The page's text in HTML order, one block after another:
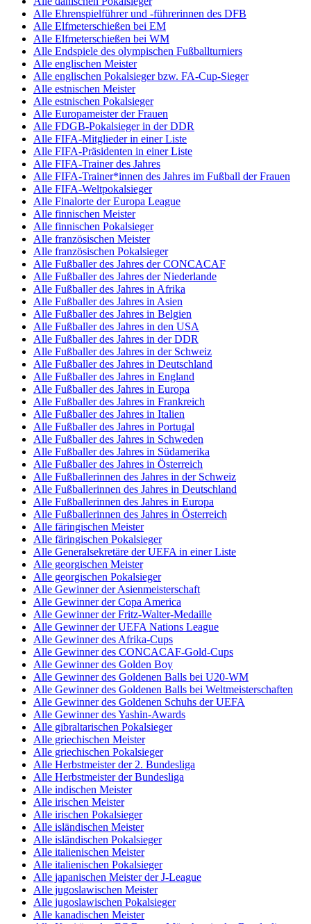
Alle Ehrenspielführer und -führerinnen des DFB
Alle Elfmeterschießen bei EM
Alle Elfmeterschießen bei WM
Alle Endspiele des olympischen Fußballturniers
Alle englischen Meister
Alle englischen Pokalsieger bzw. FA-Cup-Sieger
Alle estnischen Meister
Alle estnischen Pokalsieger
Alle Europameister der Frauen
Alle FDGB-Pokalsieger in der DDR
Alle FIFA-Mitglieder in einer Liste
Alle FIFA-Präsidenten in einer Liste
Alle FIFA-Trainer des Jahres
Alle FIFA-Trainer*innen des Jahres im Fußball der Frauen
Alle FIFA-Weltpokalsieger
Alle Finalorte der Europa League
Alle finnischen Meister
Alle finnischen Pokalsieger
Alle französischen Meister
Alle französischen Pokalsieger
Alle Fußballer des Jahres der CONCACAF
Alle Fußballer des Jahres der Niederlande
Alle Fußballer des Jahres in Afrika
Alle Fußballer des Jahres in Asien
Alle Fußballer des Jahres in Belgien
Alle Fußballer des Jahres in den USA
Alle Fußballer des Jahres in der DDR
Alle Fußballer des Jahres in der Schweiz
Alle Fußballer des Jahres in Deutschland
Alle Fußballer des Jahres in England
Alle Fußballer des Jahres in Europa
Alle Fußballer des Jahres in Frankreich
Alle Fußballer des Jahres in Italien
Alle Fußballer des Jahres in Portugal
Alle Fußballer des Jahres in Schweden
Alle Fußballer des Jahres in Südamerika
Alle Fußballer des Jahres in Österreich
Alle Fußballerinnen des Jahres in der Schweiz
Alle Fußballerinnen des Jahres in Deutschland
Alle Fußballerinnen des Jahres in Europa
Alle Fußballerinnen des Jahres in Österreich
Alle färingischen Meister
Alle färingischen Pokalsieger
Alle Generalsekretäre der UEFA in einer Liste
Alle georgischen Meister
Alle georgischen Pokalsieger
Alle Gewinner der Asienmeisterschaft
Alle Gewinner der Copa America
Alle Gewinner der Fritz-Walter-Medaille
Alle Gewinner der UEFA Nations League
Alle Gewinner des Afrika-Cups
Alle Gewinner des CONCACAF-Gold-Cups
Alle Gewinner des Golden Boy
Alle Gewinner des Goldenen Balls bei U20-WM
Alle Gewinner des Goldenen Balls bei Weltmeisterschaften
Alle Gewinner des Goldenen Schuhs der UEFA
Alle Gewinner des Yashin-Awards
Alle gibraltarischen Pokalsieger
Alle griechischen Meister
Alle griechischen Pokalsieger
Alle Herbstmeister der 2. Bundesliga
Alle Herbstmeister der Bundesliga
Alle indischen Meister
Alle irischen Meister
Alle irischen Pokalsieger
Alle isländischen Meister
Alle isländischen Pokalsieger
Alle italienischen Meister
Alle italienischen Pokalsieger
Alle japanischen Meister der J-League
Alle jugoslawischen Meister
Alle jugoslawischen Pokalsieger
Alle kanadischen Meister